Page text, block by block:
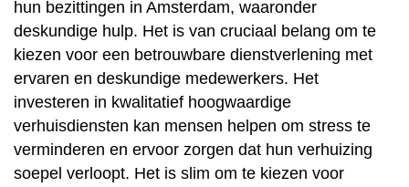
hun bezittingen in Amsterdam, waaronder
deskundige hulp. Het is van cruciaal belang om te
kiezen voor een betrouwbare dienstverlening met
ervaren en deskundige medewerkers. Het
investeren in kwalitatief hoogwaardige
verhuisdiensten kan mensen helpen om stress te
verminderen en ervoor zorgen dat hun verhuizing
soepel verloopt. Het is slim om te kiezen voor